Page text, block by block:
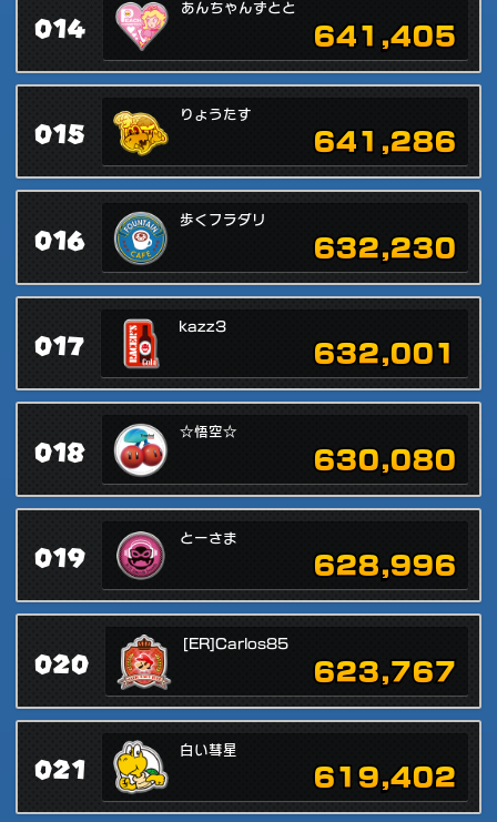
014
あんちゃんずとと
641,405
015
りょうたす
641,286
016
歩くフラダリ
632,230
017
kazz3
632,001
018
☆悟空☆
630,080
019
とーさま
628,996
020
[ER]Carlos85
623,767
021
白い彗星
619,402